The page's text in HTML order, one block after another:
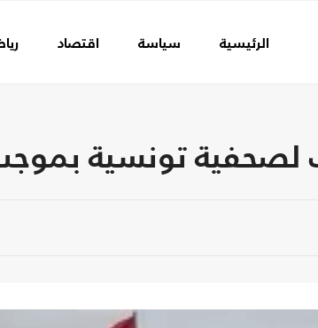
الرئيسية سياسة اقتصاد
لصحفية تونسية